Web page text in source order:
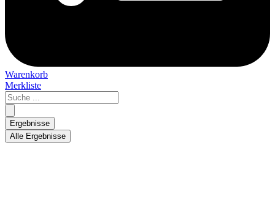
Warenkorb
Merkliste
Search
...
Ergebnisse
Alle Ergebnisse